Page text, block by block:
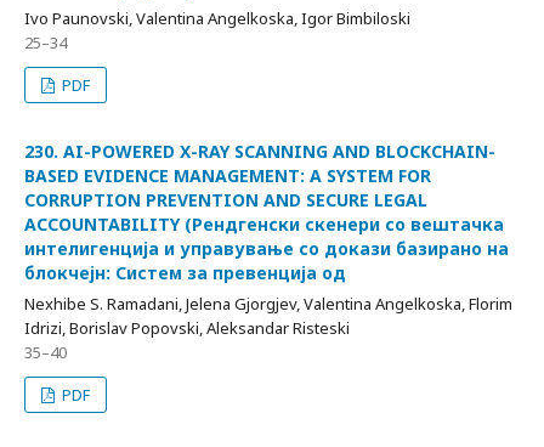
Ivo Paunovski, Valentina Angelkoska, Igor Bimbiloski
25–34
PDF
230. AI-POWERED X-RAY SCANNING AND BLOCKCHAIN-
BASED EVIDENCE MANAGEMENT: A SYSTEM FOR
CORRUPTION PREVENTION AND SECURE LEGAL
ACCOUNTABILITY (Рендгенски скенери со вештачка
интелигенција и управување со докази базирано на
блокчејн: Систем за превенција од
Nexhibe S. Ramadani, Jelena Gjorgjev, Valentina Angelkoska, Florim
Idrizi, Borislav Popovski, Aleksandar Risteski
35–40
PDF